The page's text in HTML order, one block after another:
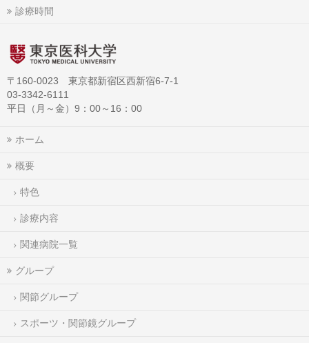
診療時間
〒160-0023 東京都新宿区西新宿6-7-1
03-3342-6111
平日（月～金）9：00～16：00
ホーム
概要
特色
診療内容
関連病院一覧
グループ
関節グループ
スポーツ・関節鏡グループ